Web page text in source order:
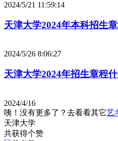
2024/5/21 11:59:14
天津大学2024年本科招生
2024/5/26 8:06:27
天津大学2024年招生章程
2024/4/16
咦！没有更多了？去看看其它艺
天津大学
共获得个赞